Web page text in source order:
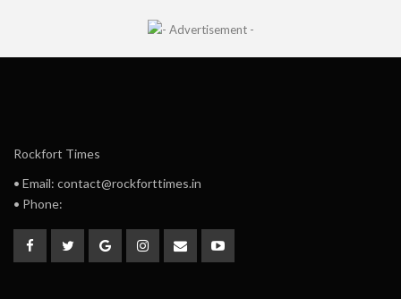
Rockfort Times
• Email: contact@rockforttimes.in
• Phone: